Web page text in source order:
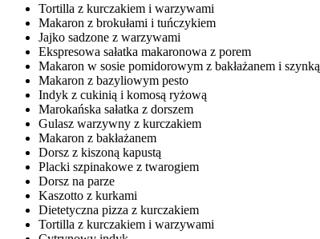
Tortilla z kurczakiem i warzywami
Makaron z brokułami i tuńczykiem
Jajko sadzone z warzywami
Ekspresowa sałatka makaronowa z porem
Makaron w sosie pomidorowym z bakłażanem i szynką
Makaron z bazyliowym pesto
Indyk z cukinią i komosą ryżową
Marokańska sałatka z dorszem
Gulasz warzywny z kurczakiem
Makaron z bakłażanem
Dorsz z kiszoną kapustą
Placki szpinakowe z twarogiem
Dorsz na parze
Kaszotto z kurkami
Dietetyczna pizza z kurczakiem
Tortilla z kurczakiem i warzywami